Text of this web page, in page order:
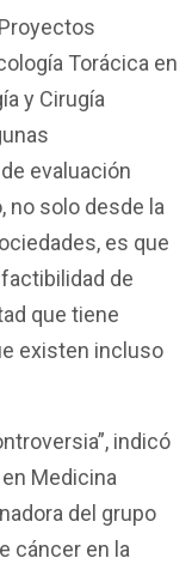
Torácica en
y Cirugía
evaluación
no solo desde la
es que
de
que tiene
existen incluso
indicó
Medicina
del grupo
cáncer en la